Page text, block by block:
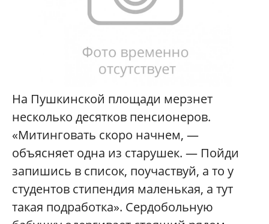
На Пушкинской площади мерзнет
несколько десятков пенсионеров.
«Митинговать скоро начнем, —
объясняет одна из старушек. — Пойди
запишись в список, поучаствуй, а то у
студентов стипендия маленькая, а тут
такая подработка». Сердобольную